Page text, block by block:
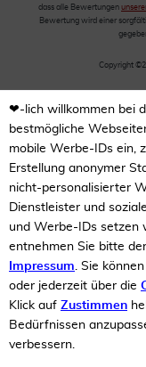
dass alle Bewertungen
Bewertung wird einer
Copyright
❤-lich willkommen bei
bestmögliche
mobile Werbe-IDs ein,
Erstellung anonymer
nicht-personalisierter
Dienstleister und
und Werbe-IDs setzen
entnehmen Sie bitte der
Impressum. Sie
oder jederzeit über die
Klick auf Zustimmen
Bedürfnissen
verbessern.